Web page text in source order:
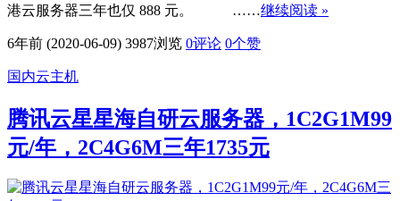
港云服务器三年也仅 888 元。 ……继续阅读 »
6年前 (2020-06-09) 3987浏览 0评论 0个赞
国内云主机
腾讯云星星海自研云服务器，1C2G1M99
元/年，2C4G6M三年1735元